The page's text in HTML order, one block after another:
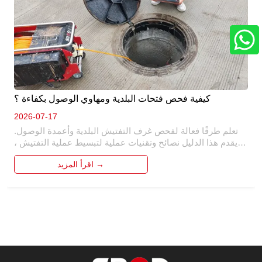
كيفية فحص فتحات البلدية ومهاوي الوصول بكفاءة ؟
2026-07-17
تعلم طرقًا فعالة لفحص غرف التفتيش البلدية وأعمدة الوصول.
يقدم هذا الدليل نصائح وتقنيات عملية لتبسيط عملية التفتيش ،
وضمان السلامة والدقة. اكتشف كيفية تحديد المشكلات المحتملة
وإجراء فحوصات شاملة ، مما يوفر الوقت والموارد في صيانة
اقرأ المزيد →